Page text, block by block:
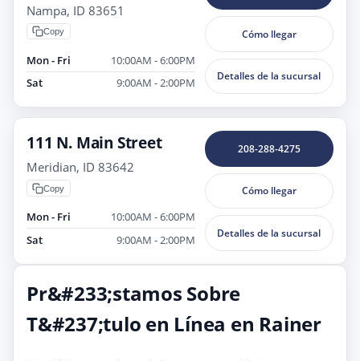
Nampa, ID 83651
Copy
Mon - Fri
10:00AM - 6:00PM
Sat
9:00AM - 2:00PM
Cómo llegar
Detalles de la sucursal
111 N. Main Street
Meridian, ID 83642
Copy
Mon - Fri
10:00AM - 6:00PM
Sat
9:00AM - 2:00PM
208-288-4275
Cómo llegar
Detalles de la sucursal
Pr&#233;stamos Sobre
T&#237;tulo en Línea en Rainer